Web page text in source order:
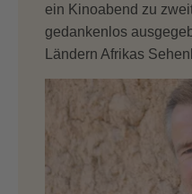
ein Kinoabend zu
gedankenlos
Ländern Afrikas